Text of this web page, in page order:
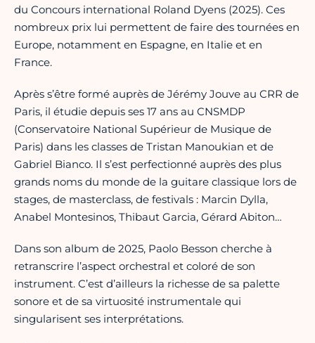
du Concours international Roland Dyens (2025). Ces
nombreux prix lui permettent de faire des tournées en
Europe, notamment en Espagne, en Italie et en
France.
Après s’être formé auprès de Jérémy Jouve au CRR de
Paris, il étudie depuis ses 17 ans au CNSMDP
(Conservatoire National Supérieur de Musique de
Paris) dans les classes de Tristan Manoukian et de
Gabriel Bianco. Il s’est perfectionné auprès des plus
grands noms du monde de la guitare classique lors de
stages, de masterclass, de festivals : Marcin Dylla,
Anabel Montesinos, Thibaut Garcia, Gérard Abiton…
Dans son album de 2025, Paolo Besson cherche à
retranscrire l’aspect orchestral et coloré de son
instrument. C’est d’ailleurs la richesse de sa palette
sonore et de sa virtuosité instrumentale qui
singularisent ses interprétations.